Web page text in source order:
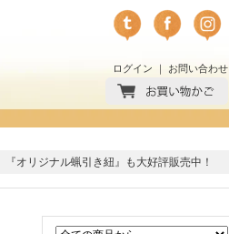
ログイン ｜ お問い合わせ
『オリジナル蝋引き紐』 も大好評販売中！